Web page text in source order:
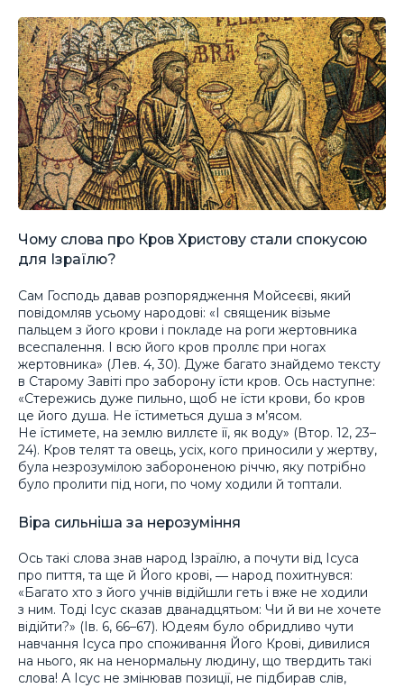
Чому слова про Кров Христову стали спокусою
для Ізраїлю?
Сам Господь давав розпорядження Мойсеєві, який
повідомляв усьому народові: «І священик візьме
пальцем з його крови і покладе на роги жертовника
всеспалення. І всю його кров проллє при ногах
жертовника» (Лев. 4, 30). Дуже багато знайдемо тексту
в Старому Завіті про заборону їсти кров. Ось наступне:
«Стережись дуже пильно, щоб не їсти крови, бо кров
це його душа. Не їстиметься душа з м’ясом.
Не їстимете, на землю виллєте її, як воду» (Втор. 12, 23–
24). Кров телят та овець, усіх, кого приносили у жертву,
була незрозумілою забороненою річчю, яку потрібно
було пролити під ноги, по чому ходили й топтали.
Віра сильніша за нерозуміння
Ось такі слова знав народ Ізраїлю, а почути від Ісуса
про пиття, та ще й Його крові, ― народ похитнувся:
«Багато хто з його учнів відійшли геть і вже не ходили
з ним. Тоді Ісус сказав дванадцятьом: Чи й ви не хочете
відійти?» (Ів. 6, 66–67). Юдеям було обридливо чути
навчання Ісуса про споживання Його Крові, дивилися
на нього, як на ненормальну людину, що твердить такі
слова! А Ісус не змінював позиції, не підбирав слів,